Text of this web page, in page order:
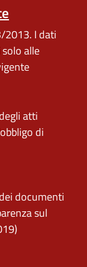
2013. I dati
alle
atti
di
documenti
sul